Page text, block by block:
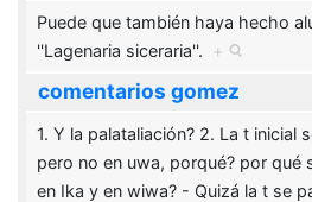
Puede que también haya hecho
''Lagenaria siceraria''.
+
comentarios gomez
1. Y la palataliación? 2. La t inicial
pero no en uwa, porqué? por qué
en Ika y en wiwa? - Quizá la t se